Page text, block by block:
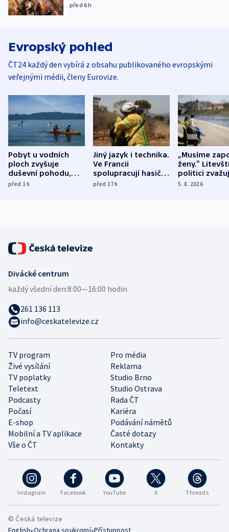
před 6h
Evropský pohled
ČT24 každý den vybírá z obsahu publikovaného evropskými
veřejnými médii, členy Eurovize.
Pobyt u vodních
ploch zvyšuje
duševní pohodu,
ukázala
před 1h
Jiný jazyk i technika.
Ve Francii
spolupracují hasiči z
různých zemí
před 17h
„Musíme
ženy.“
politici
dohodu o
5. 8. 2026
Instagram Facebook YouTube X Threads
TV program
Pro média
Živé vysílání
Reklama
TV poplatky
Studio Brno
Teletext
Studio Ostrava
Podcasty
Rada ČT
Počasí
Kariéra
E-shop
Podávání námětů
Mobilní a TV aplikace
Časté dotazy
Vše o ČT
Kontakty
Divácké centrum
každý všední den:8:00—16:00 hodin
261 136 113
info@ceskatelevize.cz
© Česká televize
English Ochrana soukromí Přístupnost